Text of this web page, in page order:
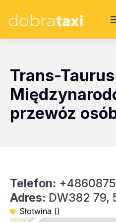
Trans-
przewóz
Telefon:
Adres: DW382 79,
Słotwina ()